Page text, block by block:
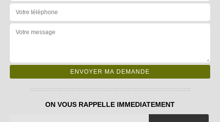
ON VOUS RAPPELLE IMMEDIATEMENT